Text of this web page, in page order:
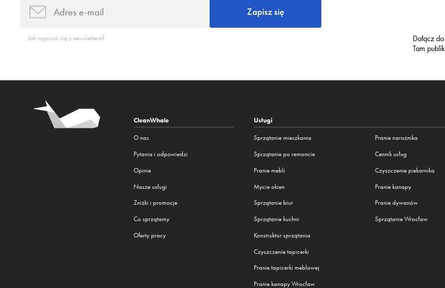
Zapisz się
Jak wypisać się z newslettera?
Dołącz
Tam
CleanWhale
O nas
Pytania i odpowiedzi
Opinie
Nasze usługi
Zniżki i promocje
Co sprzątamy
Oferty pracy
Usługi
Sprzątanie mieszkania
Sprzątanie po remoncie
Pranie mebli
Mycie okien
Sprzątanie biur
Sprzątanie kuchni
Konstruktor sprzątania
Czyszczenie tapicerki
Pranie tapicerki meblowej
Pranie kanapy Wrocław
Pranie narożnika
Cennik usług
Czyszczenie piekarnika
Pranie kanapy
Pranie dywanów
Sprzątanie Wrocław